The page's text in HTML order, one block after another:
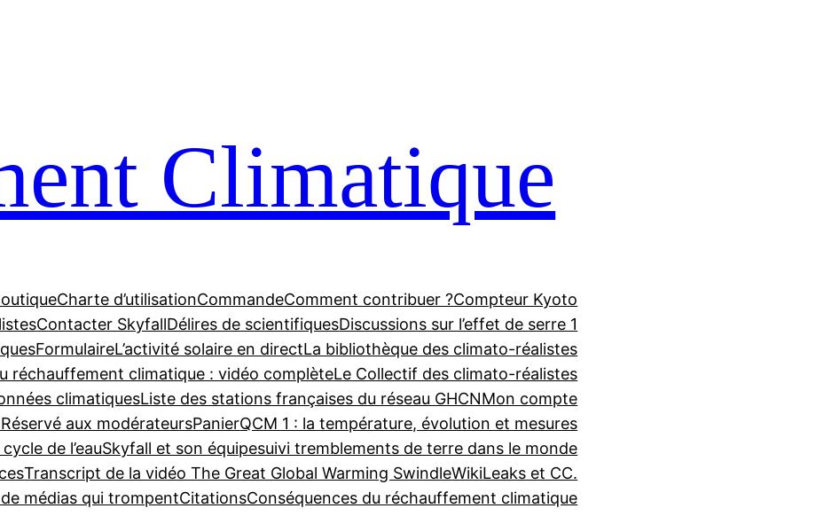
Climatique
Charte d’utilisationCommandeComment contribuer ?Compteur Kyoto
Contacter SkyfallDélires de scientifiquesDiscussions sur l’effet de serre 1
FormulaireL’activité solaire en directLa bibliothèque des climato-réalistes
réchauffement climatique : vidéo complèteLe Collectif des climato-réalistes
climatiquesListe des stations françaises du réseau GHCNMon compte
aux modérateursPanierQCM 1 : la température, évolution et mesures
de l’eauSkyfall et son équipesuivi tremblements de terre dans le monde
Transcript de la vidéo The Great Global Warming SwindleWikiLeaks et CC.
médias qui trompentCitationsConséquences du réchauffement climatique